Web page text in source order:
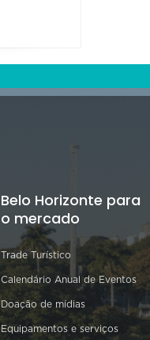
Belo Horizonte para
o mercado
Trade Turístico
Calendário Anual de Eventos
Doação de mídias
Equipamentos e serviços